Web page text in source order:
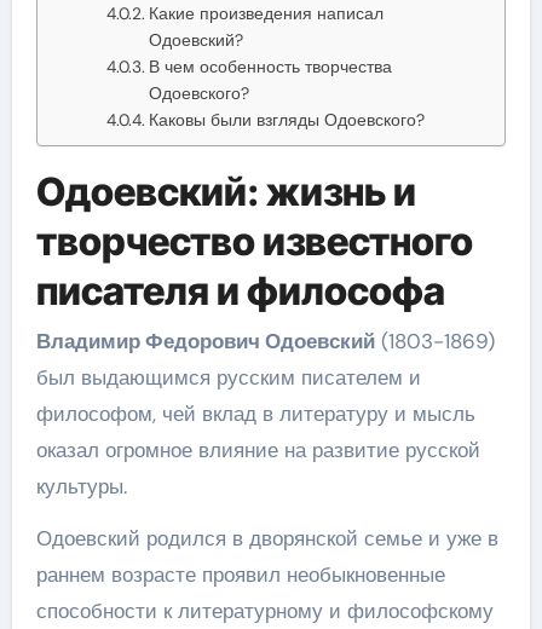
Какие произведения написал
Одоевский?
В чем особенность творчества
Одоевского?
Каковы были взгляды Одоевского?
Одоевский: жизнь и
творчество известного
писателя и философа
Владимир Федорович Одоевский(1803-1869)
был выдающимся русским писателем и
философом, чей вклад в литературу и мысль
оказал огромное влияние на развитие русской
культуры.
Одоевский родился в дворянской семье и уже в
раннем возрасте проявил необыкновенные
способности к литературному и философскому